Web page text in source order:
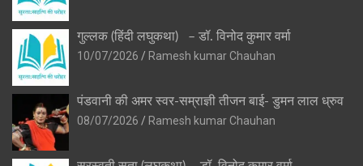
गुल्लक (हिंदी लघुकथा) – डॉ. विनोद कुमार वर्मा
10/07/2026
Ramesh kumar Chauhan
पंडवानी की अमर स्वर-सम्राज्ञी तीजन बाई- डुमन लाल ध्रुव
08/07/2026
Ramesh kumar Chauhan